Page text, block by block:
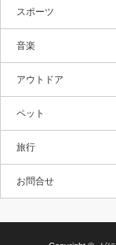
スポーツ
音楽
アウトドア
ペット
旅行
お問合せ